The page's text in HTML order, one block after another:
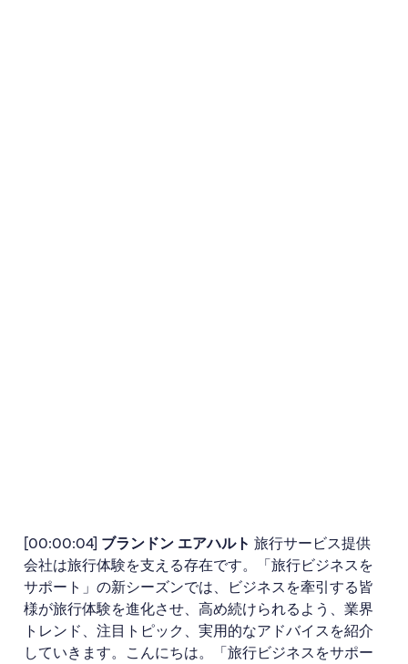
[00:00:04] ブランドン エアハルト 旅行サービス提供
会社は旅行体験を支える存在です。「旅行ビジネスを
サポート」の新シーズンでは、ビジネスを牽引する皆
様が旅行体験を進化させ、高め続けられるよう、業界
トレンド、注目トピック、実用的なアドバイスを紹介
していきます。こんにちは。「旅行ビジネスをサポー